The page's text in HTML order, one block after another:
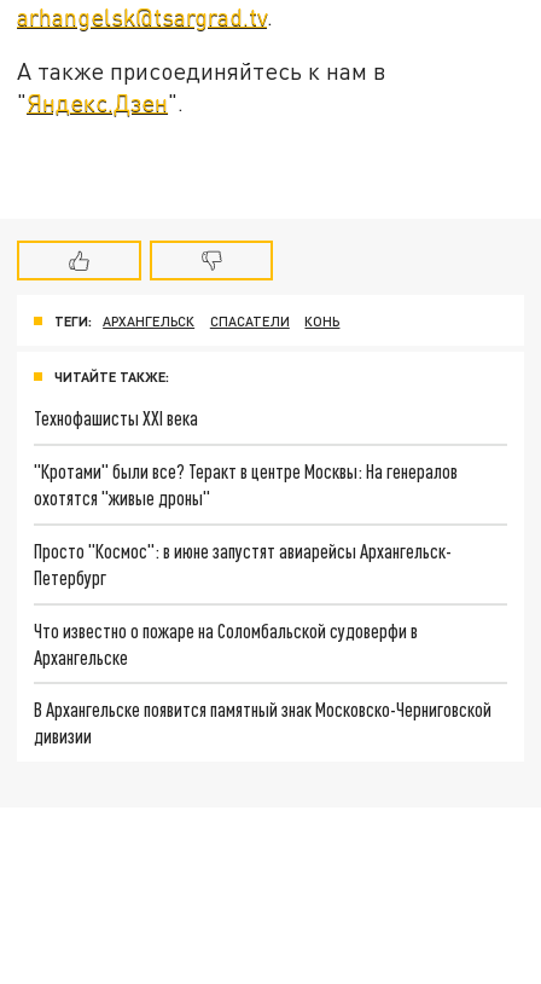
arhangelsk@tsargrad.tv.
А также присоединяйтесь к нам в
"Яндекс.Дзен".
ТЕГИ: АРХАНГЕЛЬСК СПАСАТЕЛИ КОНЬ
ЧИТАЙТЕ ТАКЖЕ:
Технофашисты XXI века
"Кротами" были все? Теракт в центре Москвы: На генералов
охотятся "живые дроны"
Просто "Космос": в июне запустят авиарейсы Архангельск-
Петербург
Что известно о пожаре на Соломбальской судоверфи в
Архангельске
В Архангельске появится памятный знак Московско-Черниговской
дивизии